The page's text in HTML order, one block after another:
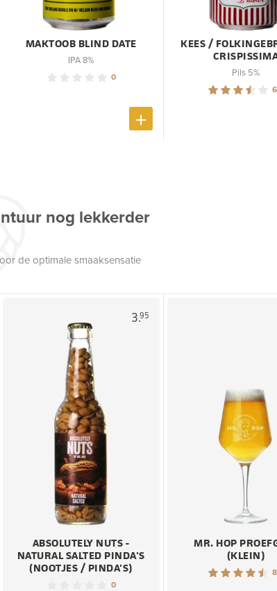
MAKTOOB BLIND DATE
IPA 8%
0
KEES /
Pils 5%
nog lekkerder
de optimale smaaksensatie
3.95
ABSOLUTELY NUTS -
NATURAL SALTED PINDA'S
(NOOTJES / PINDA'S)
0
MR. HOP
(KLEIN)